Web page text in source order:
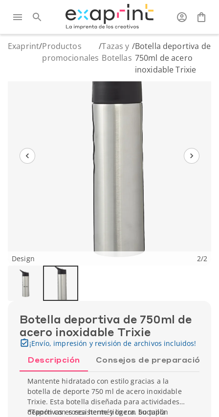
Exaprint/Productos
promocionales
/Tazas y
Botellas
/Botella deportiva de
750ml de acero
inoxidable Trixie
Design 2/2
Botella deportiva de 750ml de
acero inoxidable Trixie
¡Envío, impresión y revisión de archivos incluidos!
Descripción Consejos de preparación
Mantente hidratado con estilo gracias a la
botella de deporte 750 ml de acero inoxidable
Trixie. Esta botella diseñada para actividades
deportivas es resistente y ligera. Su tapón
*Tapón con rosca hermético con boquilla